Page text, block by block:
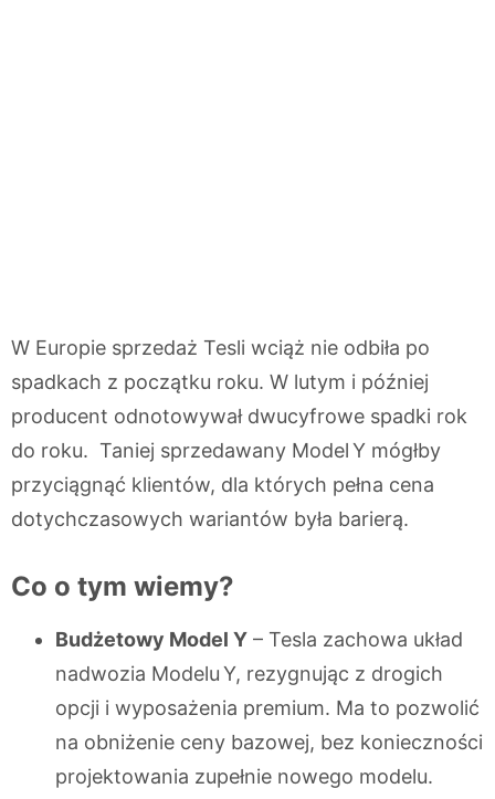
W Europie sprzedaż Tesli wciąż nie odbiła po
spadkach z początku roku. W lutym i później
producent odnotowywał dwucyfrowe spadki rok
do roku. Taniej sprzedawany Model Y mógłby
przyciągnąć klientów, dla których pełna cena
dotychczasowych wariantów była barierą.
Co o tym wiemy?
Budżetowy Model Y – Tesla zachowa układ
nadwozia Modelu Y, rezygnując z drogich
opcji i wyposażenia premium. Ma to pozwolić
na obniżenie ceny bazowej, bez konieczności
projektowania zupełnie nowego modelu.